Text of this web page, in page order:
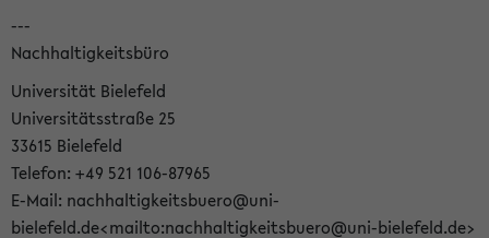
---
Nachhaltigkeitsbüro
Universität Bielefeld
Universitätsstraße 25
33615 Bielefeld
Telefon: +49 521 106-87965
E-Mail: nachhaltigkeitsbuero@uni-
bielefeld.de<mailto:nachhaltigkeitsbuero@uni-bielefeld.de>